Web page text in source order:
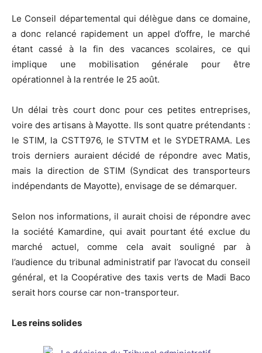
Le Conseil départemental qui délègue dans ce domaine,
a donc relancé rapidement un appel d’offre, le marché
étant cassé à la fin des vacances scolaires, ce qui
implique une mobilisation générale pour être
opérationnel à la rentrée le 25 août.
Un délai très court donc pour ces petites entreprises,
voire des artisans à Mayotte. Ils sont quatre prétendants :
le STIM, la CSTT976, le STVTM et le SYDETRAMA. Les
trois derniers auraient décidé de répondre avec Matis,
mais la direction de STIM (Syndicat des transporteurs
indépendants de Mayotte), envisage de se démarquer.
Selon nos informations, il aurait choisi de répondre avec
la société Kamardine, qui avait pourtant été exclue du
marché actuel, comme cela avait souligné par à
l’audience du tribunal administratif par l’avocat du conseil
général, et la Coopérative des taxis verts de Madi Baco
serait hors course car non-transporteur.
Les reins solides